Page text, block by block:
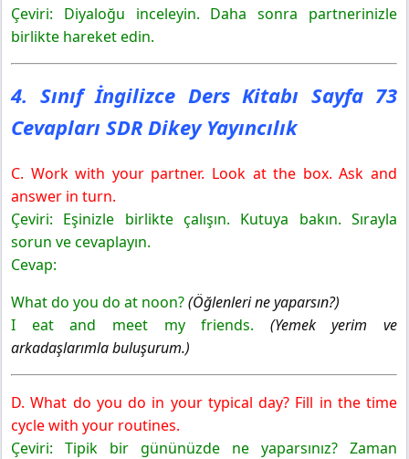
Çeviri: Diyaloğu inceleyin. Daha sonra partnerinizle
birlikte hareket edin.
4. Sınıf İngilizce Ders Kitabı Sayfa 73
Cevapları SDR Dikey Yayıncılık
C. Work with your partner. Look at the box. Ask and
answer in turn.
Çeviri: Eşinizle birlikte çalışın. Kutuya bakın. Sırayla
sorun ve cevaplayın.
Cevap:
What do you do at noon?(Öğlenleri ne yaparsın?)
I eat and meet my friends. (Yemek yerim ve
arkadaşlarımla buluşurum.)
D. What do you do in your typical day? Fill in the time
cycle with your routines.
Çeviri: Tipik bir gününüzde ne yaparsınız? Zaman